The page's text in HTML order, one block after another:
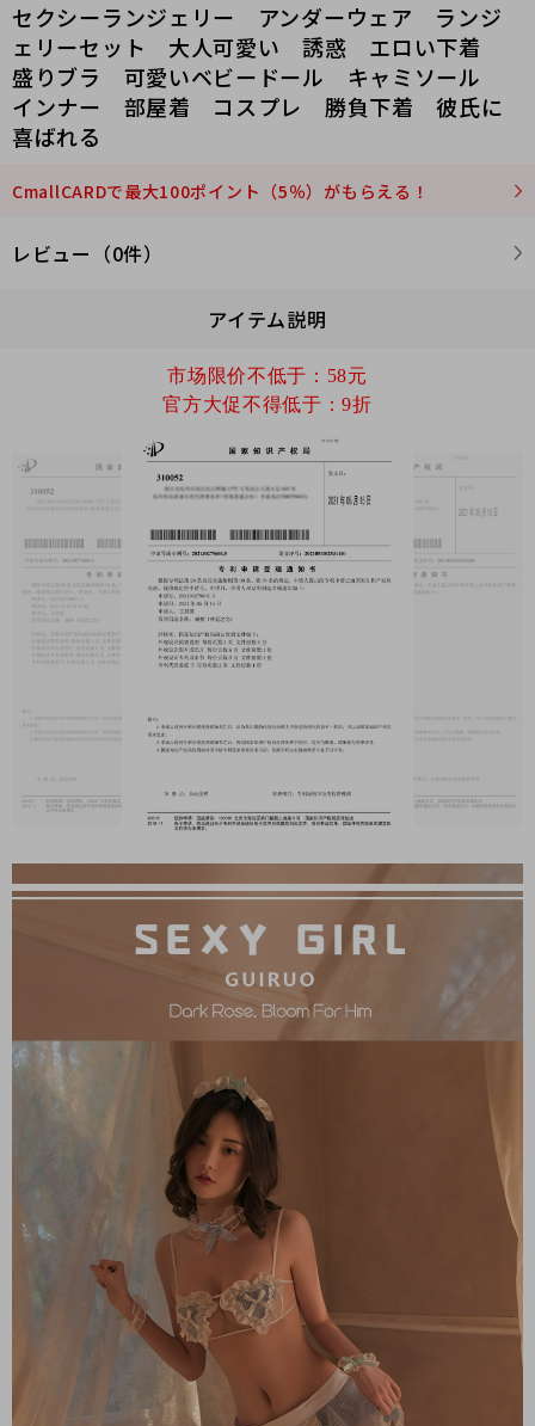
セクシーランジェリー アンダーウェア ランジ
ェリーセット 大人可愛い 誘惑 エロい下着
盛りブラ 可愛いベビードール キャミソール
インナー 部屋着 コスプレ 勝負下着 彼氏に
喜ばれる
CmallCARDで最大100ポイント（5％）がもらえる！
レビュー（0件）
アイテム説明
市场限价不低于：58元
官方大促不得低于：9折